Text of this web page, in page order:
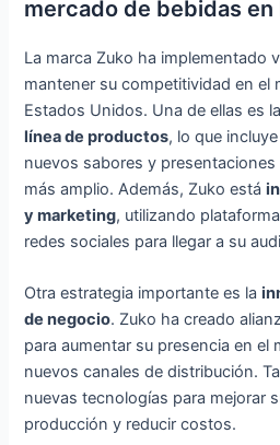
mercado de bebidas en
La marca Zuko ha implementado
mantener su competitividad en el
Estados Unidos. Una de ellas es
línea de productos, lo que
nuevos sabores y
más amplio. Además, Zuko está
y marketing, utilizando
redes sociales para llegar a su
Otra estrategia importante es la
de negocio. Zuko ha creado
para aumentar su presencia en el
nuevos canales de distribución.
nuevas tecnologías para mejorar
producción y reducir costos.